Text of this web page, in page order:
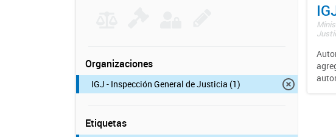
Organizaciones
IGJ - Inspección General de Justicia (1)
Etiquetas